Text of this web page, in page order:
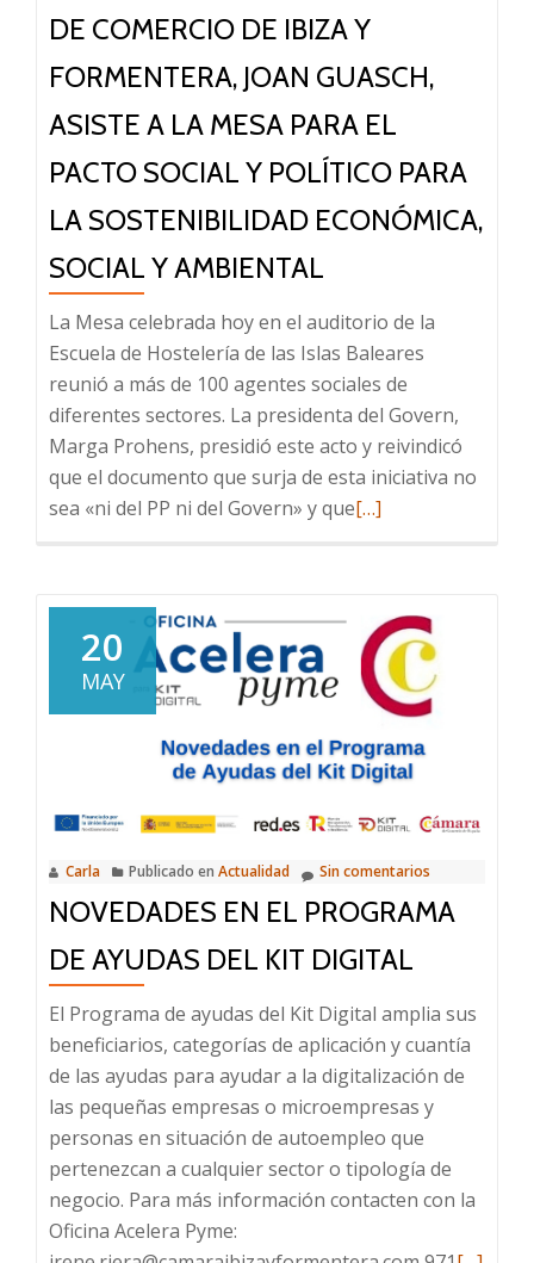
Balear.
2023
y
en
IRPF
e
Impuesto
de
Sociedades»
DE COMERCIO DE IBIZA Y
FORMENTERA, JOAN GUASCH,
ASISTE A LA MESA PARA EL
PACTO SOCIAL Y POLÍTICO PARA
LA SOSTENIBILIDAD ECONÓMICA,
SOCIAL Y AMBIENTAL
La Mesa celebrada hoy en el auditorio de la
Escuela de Hostelería de las Islas Baleares
reunió a más de 100 agentes sociales de
diferentes sectores. La presidenta del Govern,
Marga Prohens, presidió este acto y reivindicó
que el documento que surja de esta iniciativa no
sea «ni del PP ni del Govern» y queLeer
presidente
de
la
Cámara
de
Comercio
de
y
Formentera,
Guasch,
asiste
a
la
para
el
Pacto
[…]
20
MAY
Carla Publicado en Actualidad Sin comentarios
NOVEDADES EN EL PROGRAMA
DE AYUDAS DEL KIT DIGITAL
El Programa de ayudas del Kit Digital amplia sus
beneficiarios, categorías de aplicación y cuantía
de las ayudas para ayudar a la digitalización de
las pequeñas empresas o microempresas y
personas en situación de autoempleo que
pertenezcan a cualquier sector o tipología de
negocio. Para más información contacten con la
Oficina Acelera Pyme: